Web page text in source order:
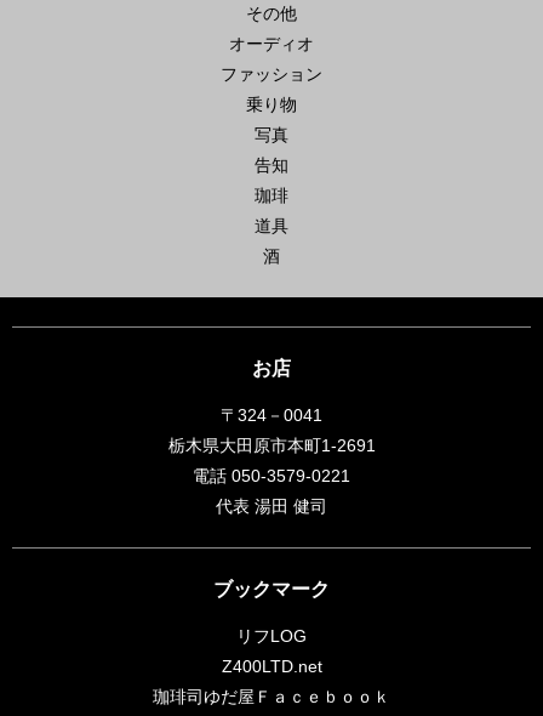
その他
オーディオ
ファッション
乗り物
写真
告知
珈琲
道具
酒
お店
〒324－0041
栃木県大田原市本町1-2691
電話 050-3579-0221
代表 湯田 健司
ブックマーク
リフLOG
Z400LTD.net
珈琲司ゆだ屋Ｆａｃｅｂｏｏｋ